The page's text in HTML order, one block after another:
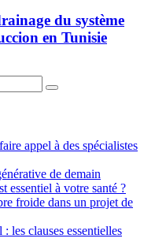
du système
en Tunisie
appel à des spécialistes
de demain
essentiel à votre santé ?
froide dans un projet de
les clauses essentielles